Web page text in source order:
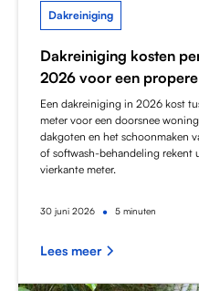
Dakreiniging
Dakreiniging kosten
2026 voor een
Een dakreiniging in 2026 kost
meter voor een doorsnee
dakgoten en het schoonmaken
of softwash-behandeling rekent
vierkante meter.
30 juni 2026 • 5 minuten
Lees meer